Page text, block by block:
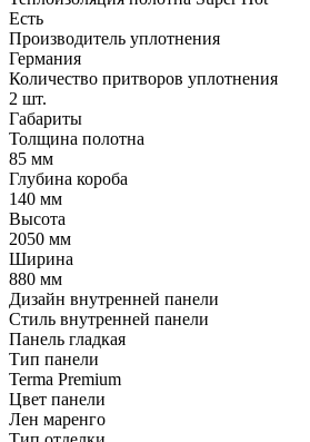
Есть
Производитель уплотнения
Германия
Количество притворов уплотнения
2 шт.
Габариты
Толщина полотна
85 мм
Глубина короба
140 мм
Высота
2050 мм
Ширина
880 мм
Дизайн внутренней панели
Стиль внутренней панели
Панель гладкая
Тип панели
Terma Premium
Цвет панели
Лен маренго